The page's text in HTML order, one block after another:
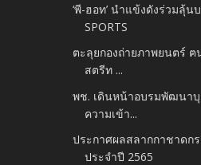
‘พี-ฮอท’ นำแข้งดังร่วมลุ้
SPORTS
ตะลุยกองถ่ายภาพยนตร์ ฅ
สตรีท ...
พช. เดินหน้าอบรมพัฒนา
ความเข้า...
ประกาศผลสลากกาชาด
ประจำปี 2565